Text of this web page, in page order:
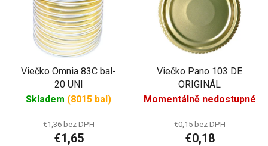
Viečko Omnia 83C bal-
20 UNI
Skladem (8015 bal)
€1,36 bez DPH
€1,65
Viečko Pano 103 DE
ORIGINÁL
Momentálně nedostupné
€0,15 bez DPH
€0,18